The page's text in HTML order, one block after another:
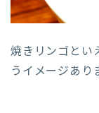
焼きリンゴとい
うイメージあり